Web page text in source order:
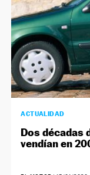
ACTUALIDAD
Dos décadas
vendían en